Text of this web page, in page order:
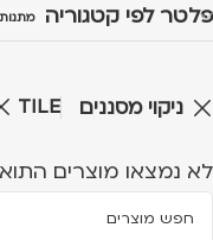
פלטר לפי קטגוריה
ניקוי מסננים TILE
לא נמצאו מוצרים